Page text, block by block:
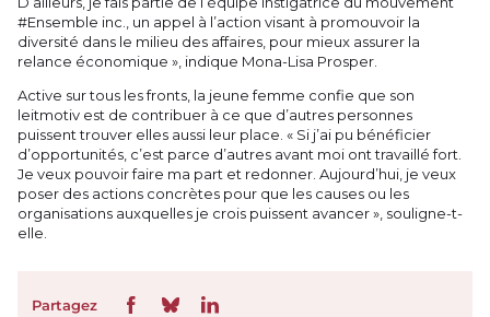
#Ensemble inc., un appel à l’action visant à promouvoir la
diversité dans le milieu des affaires, pour mieux assurer la
relance économique », indique Mona-Lisa Prosper.
Active sur tous les fronts, la jeune femme confie que son
leitmotiv est de contribuer à ce que d’autres personnes
puissent trouver elles aussi leur place. « Si j’ai pu bénéficier
d’opportunités, c’est parce d’autres avant moi ont travaillé fort.
Je veux pouvoir faire ma part et redonner. Aujourd’hui, je veux
poser des actions concrètes pour que les causes ou les
organisations auxquelles je crois puissent avancer », souligne-t-
elle.
Partagez